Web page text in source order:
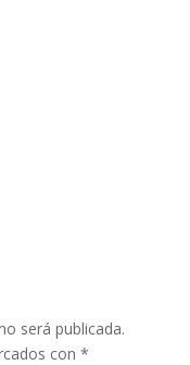
será publicada.
con *